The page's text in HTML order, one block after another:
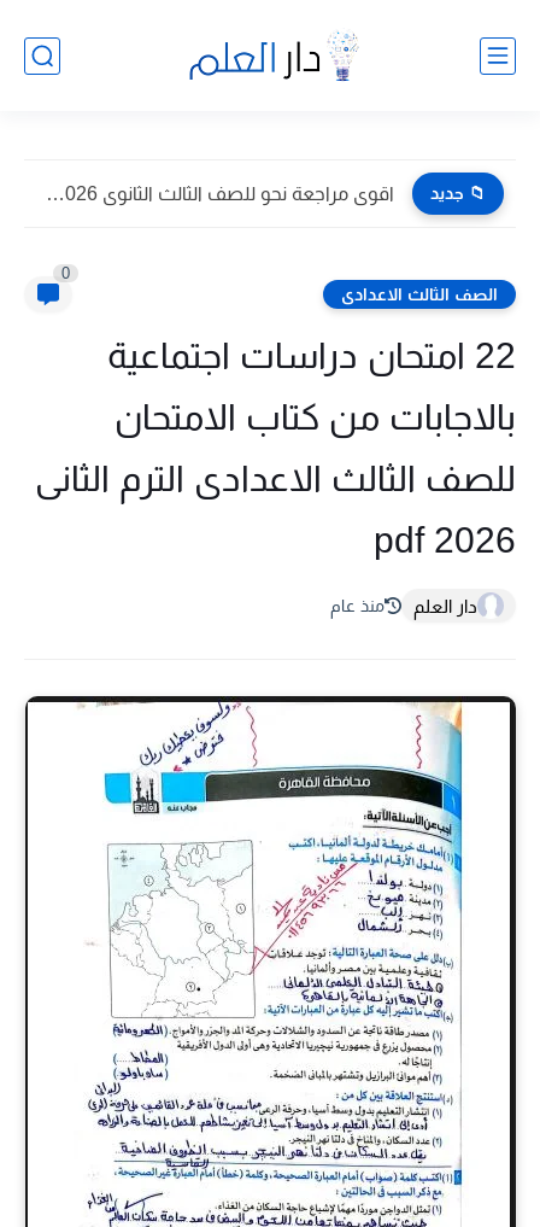
📁 جديد اقوى مراجعة نحو للصف الثالث الثانوى 2026 pdf اعداد توجيه...
الصف الثالث الاعدادى
0
22 امتحان دراسات اجتماعية
بالاجابات من كتاب الامتحان
للصف الثالث الاعدادى الترم الثانى
2026 pdf
دار العلم منذ عام